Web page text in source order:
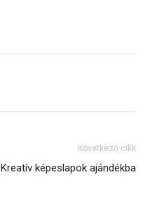
Következő cikk
Kreatív képeslapok ajándékba